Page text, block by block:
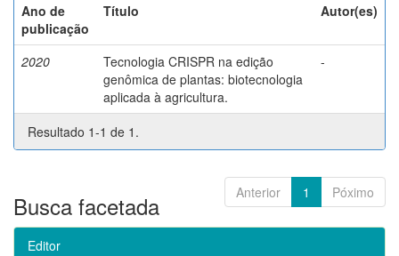
Ano de
publicação
Título Autor(es)
2020
Tecnologia CRISPR na edição
genômica de plantas: biotecnologia
aplicada à agricultura.
-
Resultado 1-1 de 1.
Anterior 1 Póximo
Busca facetada
Editor